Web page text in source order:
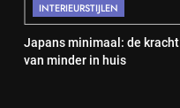
INTERIEURSTIJLEN
Japans minimaal: de kracht
van minder in huis